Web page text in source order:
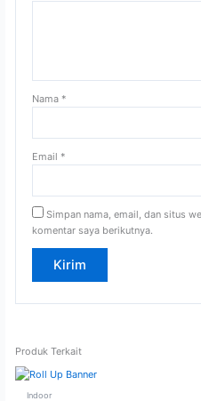
Nama *
Email *
Simpan nama, email, dan situs
komentar saya berikutnya.
Produk Terkait
Indoor